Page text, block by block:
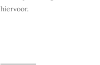
hiervoor.